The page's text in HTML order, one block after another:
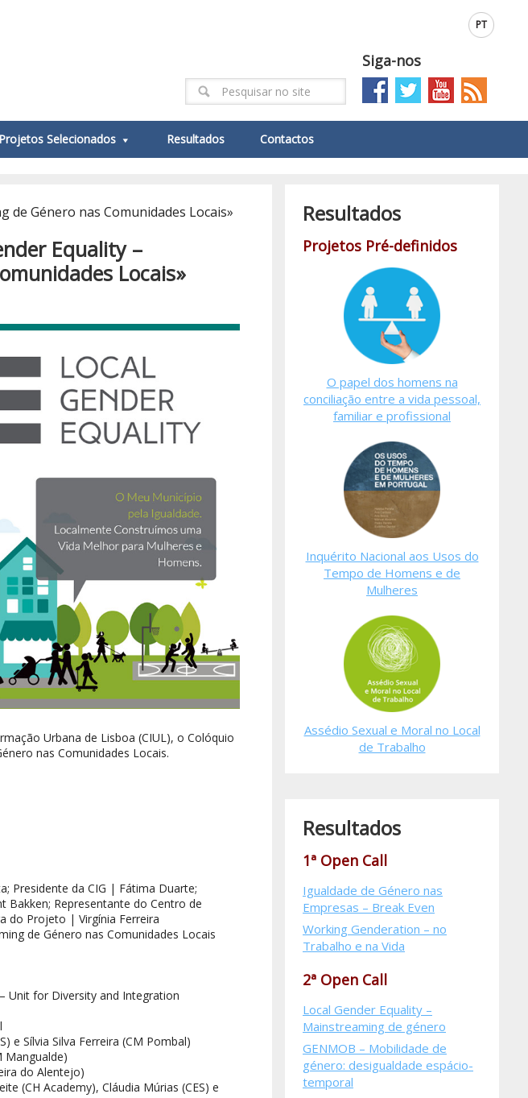
PT
Siga-nos
Projetos Selecionados Resultados Contactos
Género nas Comunidades Locais»
Equality –
Locais»
Urbana de Lisboa (CIUL), o Colóquio
nas Comunidades Locais.
Presidente da CIG | Fátima Duarte;
Bakken; Representante do Centro de
do Projeto | Virgínia Ferreira
de Género nas Comunidades Locais
Unit for Diversity and Integration
e Sílvia Silva Ferreira (CM Pombal)
Mangualde)
do Alentejo)
(CH Academy), Cláudia Múrias (CES) e
Resultados
Projetos Pré-definidos
O papel dos homens na
conciliação entre a vida pessoal,
familiar e profissional
Inquérito Nacional aos Usos do
Tempo de Homens e de
Mulheres
Assédio Sexual e Moral no Local
de Trabalho
Resultados
1ª Open Call
Igualdade de Género nas
Empresas – Break Even
Working Genderation – no
Trabalho e na Vida
2ª Open Call
Local Gender Equality –
Mainstreaming de género
GENMOB – Mobilidade de
género: desigualdade espácio-
temporal